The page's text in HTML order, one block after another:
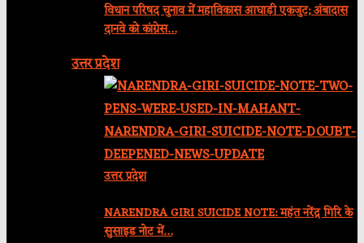
विधान परिषद चुनाव में महाविकास आघाड़ी एकजुट; अंबादास
दानवे को कांग्रेस…
उत्तर प्रदेश
उत्तर प्रदेश
NARENDRA GIRI SUICIDE NOTE: महंत नरेंद्र गिरि के
सुसाइड नोट में…